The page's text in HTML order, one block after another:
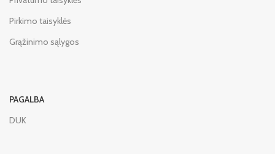
Pirkimo taisyklės
Grąžinimo sąlygos
PAGALBA
DUK